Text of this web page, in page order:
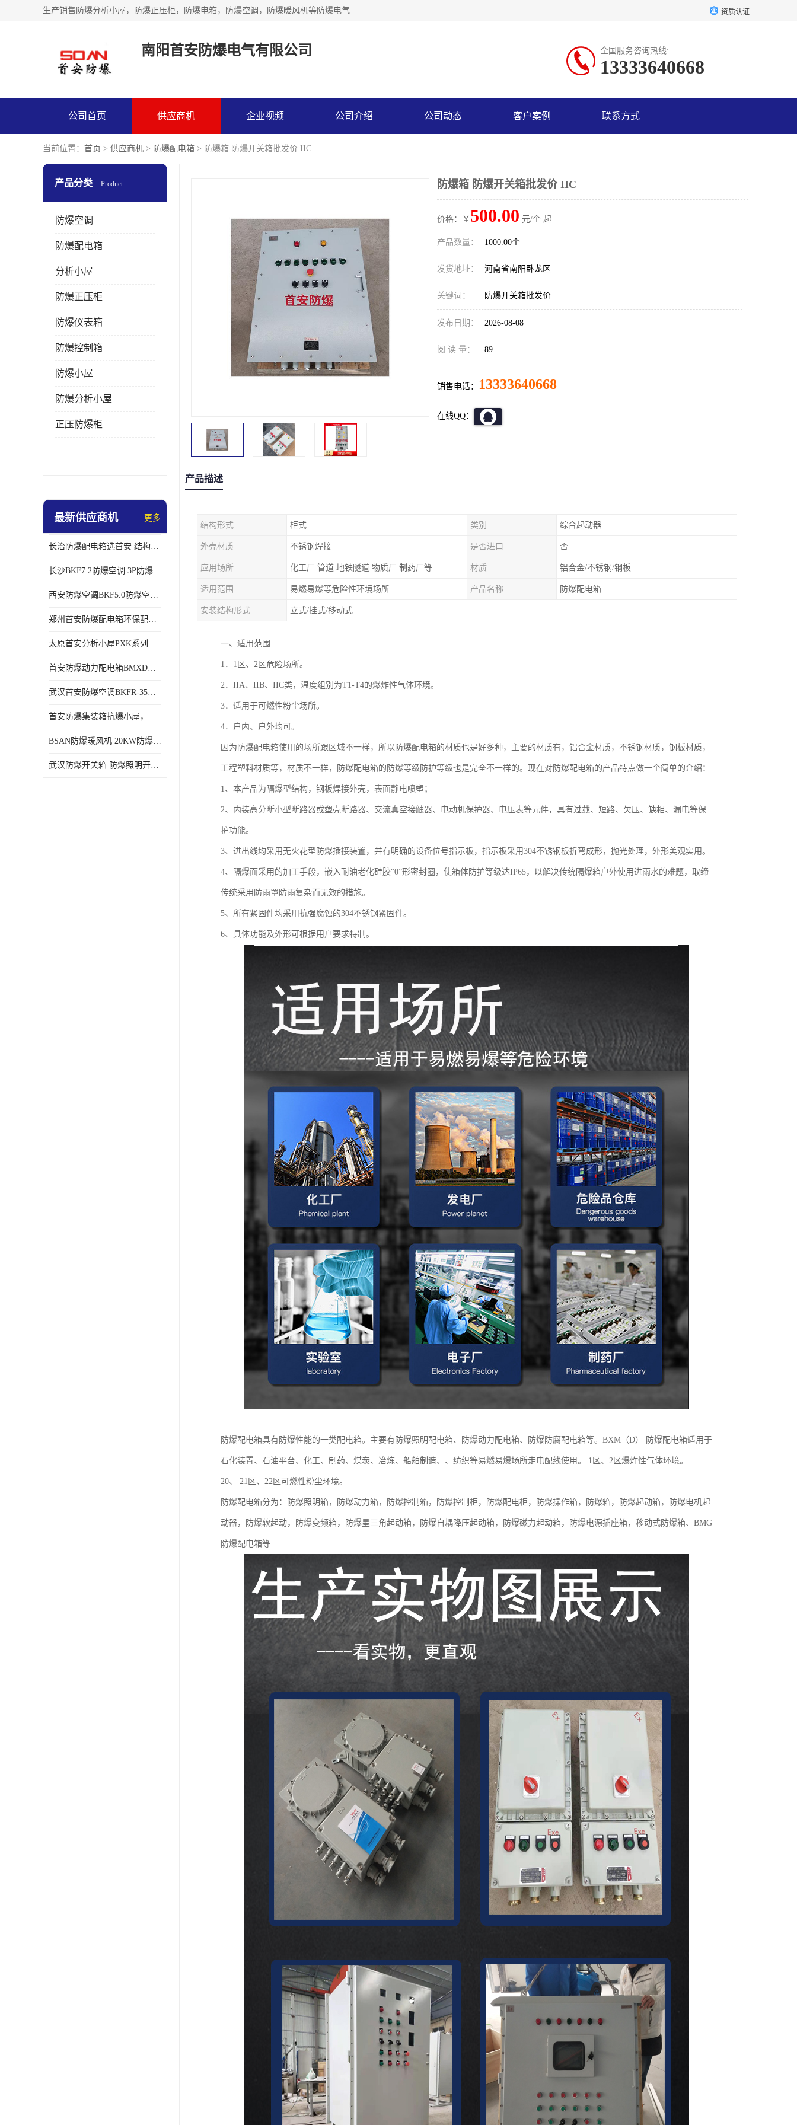
生产销售防爆分析小屋，防爆正压柜，防爆电箱，防爆空调，防爆暖风机等防爆电气 资质认证
南阳首安防爆电气有限公司 全国服务咨询热线:
13333640668
公司首页 供应商机 企业视频 公司介绍 公司动态 客户案例 联系方式
当前位置： 首页 > 供应商机 > 防爆配电箱 > 防爆箱 防爆开关箱批发价 IIC
产品分类 Product
防爆空调
防爆配电箱
分析小屋
防爆正压柜
防爆仪表箱
防爆控制箱
防爆小屋
防爆分析小屋
正压防爆柜
最新供应商机 更多
长治防爆配电箱选首安 结构紧凑、价格合理、资质齐全
长沙BKF7.2防爆空调 3P防爆空调与普通空调有什么区别
西安防爆空调BKF5.0防爆空调技术参数
郑州首安防爆配电箱环保配套用防爆配电箱
太原首安分析小屋PXK系列在线分析小屋厂家
首安防爆动力配电箱BMXD系列防爆配电箱技术参数
武汉首安防爆空调BKFR-35防爆空调生产厂家
首安防爆集装箱抗爆小屋，危化品暂存间厂家批发
BSAN防爆暖风机 20KW防爆工业暖风机
武汉防爆开关箱 防爆照明开关箱厂家
防爆箱 防爆开关箱批发价 IIC
价格：￥ 500.00 元/个 起
产品数量： 1000.00个
发货地址： 河南省南阳卧龙区
关键词： 防爆开关箱批发价
发布日期： 2026-08-08
阅 读 量： 89
销售电话： 13333640668
在线QQ：
产品描述
结构形式 柜式 类别 综合起动器
外壳材质 不锈钢焊接 是否进口 否
应用场所 化工厂 管道 地铁隧道 物质厂 制药厂等 材质 铝合金/不锈钢/钢板
适用范围 易燃易爆等危险性环境场所 产品名称 防爆配电箱
安装结构形式 立式/挂式/移动式
一、适用范围
1．1区、2区危险场所。
2．IIA、IIB、IIC类，温度组别为T1-T4的爆炸性气体环境。
3．适用于可燃性粉尘场所。
4．户内、户外均可。
因为防爆配电箱使用的场所跟区域不一样，所以防爆配电箱的材质也是好多种，主要的材质有，铝合金材质，不锈钢材质，钢板材质，
工程塑料材质等，材质不一样，防爆配电箱的防爆等级防护等级也是完全不一样的。现在对防爆配电箱的产品特点做一个简单的介绍：
1、本产品为隔爆型结构，钢板焊接外壳，表面静电喷塑；
2、内装高分断小型断路器或塑壳断路器、交流真空接触器、电动机保护器、电压表等元件，具有过载、短路、欠压、缺相、漏电等保
护功能。
3、进出线均采用无火花型防爆插接装置，并有明确的设备位号指示板，指示板采用304不锈钢板折弯成形，抛光处理，外形美观实用。
4、隔爆面采用的加工手段，嵌入耐油老化硅胶“0”形密封圈，使箱体防护等级达IP65，以解决传统隔爆箱户外使用进雨水的难题，取缔
传统采用防雨罩防雨复杂而无效的措施。
5、所有紧固件均采用抗强腐蚀的304不锈钢紧固件。
6、具体功能及外形可根据用户要求特制。
防爆配电箱具有防爆性能的一类配电箱。主要有防爆照明配电箱、防爆动力配电箱、防爆防腐配电箱等。BXM（D） 防爆配电箱适用于
石化装置、石油平台、化工、制药、煤炭、冶炼、船舶制造、、纺织等易燃易爆场所走电配线使用。 1区、2区爆炸性气体环境。
20、 21区、22区可燃性粉尘环境。
防爆配电箱分为：防爆照明箱，防爆动力箱，防爆控制箱，防爆控制柜，防爆配电柜，防爆操作箱，防爆箱，防爆起动箱，防爆电机起
动器，防爆软起动，防爆变频箱，防爆星三角起动箱，防爆自耦降压起动箱，防爆磁力起动箱，防爆电源插座箱，移动式防爆箱、BMG
防爆配电箱等